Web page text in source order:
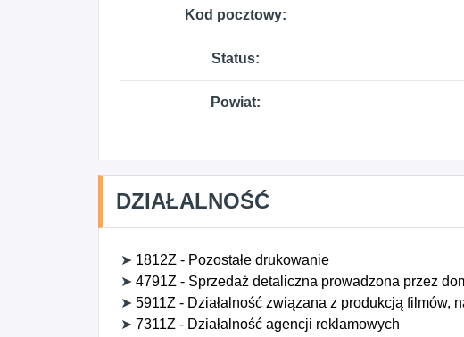
Kod pocztowy:
Status:
Powiat:
DZIAŁALNOŚĆ
➤ 1812Z - Pozostałe drukowanie
➤ 4791Z - Sprzedaż detaliczna prowadzona przez
➤ 5911Z - Działalność związana z produkcją filmów,
➤ 7311Z - Działalność agencji reklamowych